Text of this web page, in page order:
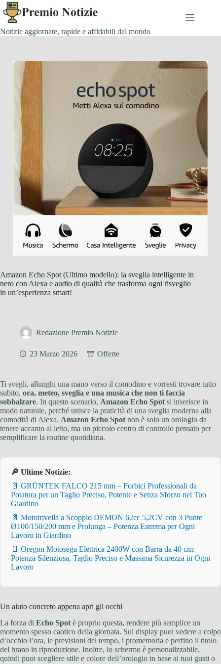
Salta
al
contenuto
Notizie aggiornate, rapide e affidabili dal mondo
Amazon Echo Spot (Ultimo modello): la sveglia intelligente in
nero con Alexa e audio di qualità che trasforma ogni risveglio
in un’esperienza smart!
Redazione Premio Notizie
23 Marzo 2026 Offerte
Ti svegli, allunghi una mano verso il comodino e vorresti trovare tutto
subito, ora, meteo, sveglia e una musica che non ti faccia
sobbalzare. In questo scenario, Amazon Echo Spot si inserisce in
modo naturale, perché unisce la praticità di una sveglia moderna alla
comodità di Alexa. Amazon Echo Spot non è solo un orologio da
tenere accanto al letto, ma un piccolo centro di controllo pensato per
semplificare la routine quotidiana.
🔎 Ultime Notizie:
📄 GRÜNTEK FALCO 215 mm – Forbici Professionali da
Potatura per un Taglio Preciso, Potente e Senza Sforzo nel Tuo
Giardino
📄 Mototrivella a Scoppio DEMON 62cc 5,2CV con 3 Punte
Ø100/150/200 mm e Prolunga – Potenza Estrema per Ogni
Lavoro in Giardino
📄 Oregon Motosega Elettrica 2400W con Barra da 40 cm:
Potenza Silenziosa, Taglio Preciso e Massima Sicurezza in Ogni
Lavoro
Un aiuto concreto appena apri gli occhi
La forza di Echo Spot è proprio questa, rendere più semplice un
momento spesso caotico della giornata. Sul display puoi vedere a colpo
d’occhio l’ora, le previsioni del tempo, i promemoria e perfino il titolo
del brano in riproduzione. Inoltre, lo schermo è personalizzabile,
quindi puoi scegliere stile e colore dell’orologio in base ai tuoi gusti o